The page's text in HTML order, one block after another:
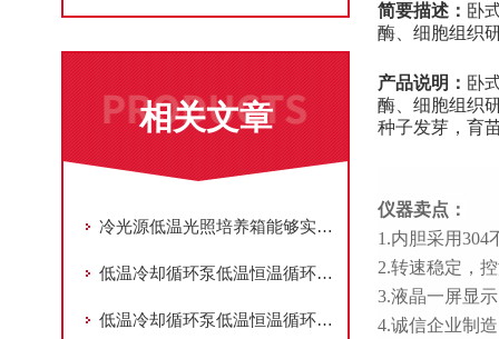
相关文章
冷光源低温光照培养箱能够实现精准的温度调节
低温冷却循环泵低温恒温循环器的技术特点及应用领域
低温冷却循环泵低温恒温循环器在药品生产和储存过程中控制温度
简要描述： 卧
酶、细胞组织
产品说明： 卧
酶、细胞组织
种子发芽，育
仪器卖点：
1.内胆采用304
2.转速稳定，
3.液晶一屏显
4.诚信企业制